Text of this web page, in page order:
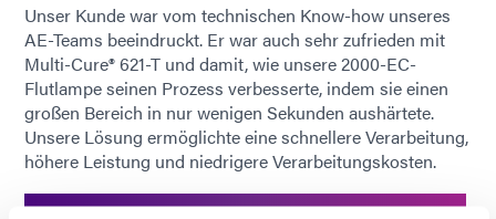
Unser Kunde war vom technischen Know-how unseres
AE-Teams beeindruckt. Er war auch sehr zufrieden mit
Multi-Cure® 621-T und damit, wie unsere 2000-EC-
Flutlampe seinen Prozess verbesserte, indem sie einen
großen Bereich in nur wenigen Sekunden aushärtete.
Unsere Lösung ermöglichte eine schnellere Verarbeitung,
höhere Leistung und niedrigere Verarbeitungskosten.